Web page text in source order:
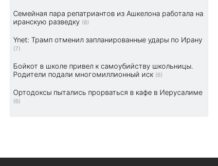
Семейная пара репатриантов из Ашкелона работала на
иранскую разведку (8)
Ynet: Трамп отменил запланированные удары по Ирану
(7)
Бойкот в школе привел к самоубийству школьницы.
Родители подали многомиллионный иск (6)
Ортодоксы пытались прорваться в кафе в Иерусалиме
(6)